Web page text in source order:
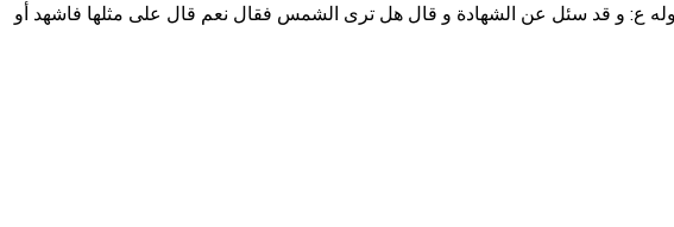
بِهِ عِلْمٌ و لقوله ع: و قد سئل عن الشهادة و قال هل ترى الشمس فقال نعم قال على مثلها فاشهد أو